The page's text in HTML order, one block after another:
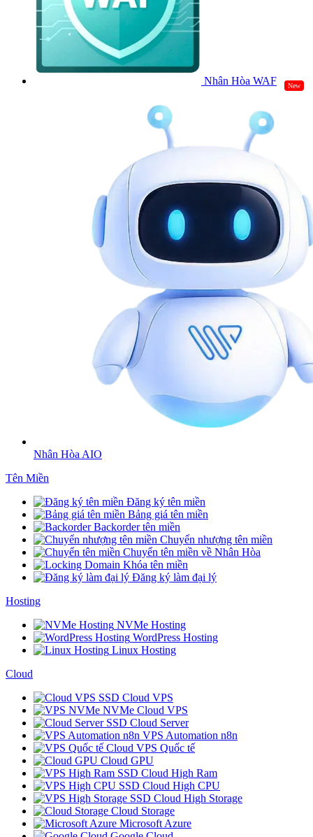
Nhân Hòa WAF New
Nhân Hòa AIO
Tên Miền
Đăng ký tên miền
Bảng giá tên miền
Backorder tên miền
Chuyển nhượng tên miền
Chuyển tên miền về Nhân Hòa
Khóa tên miền
Đăng ký làm đại lý
Hosting
NVMe Hosting
WordPress Hosting
Linux Hosting
Cloud
SSD Cloud VPS
NVMe Cloud VPS
SSD Cloud Server
VPS Automation n8n
Cloud VPS Quốc tế
Cloud GPU
SSD Cloud High Ram
SSD Cloud High CPU
SSD Cloud High Storage
Cloud Storage
Microsoft Azure